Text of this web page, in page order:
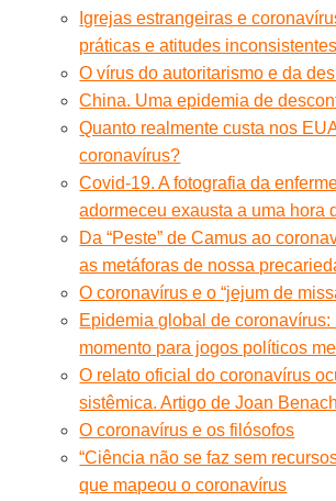
Igrejas estrangeiras e
práticas e atitudes inconsistentes
O vírus do autoritarismo e da
China. Uma epidemia de
Quanto realmente custa nos
coronavírus?
Covid-19. A fotografia da
adormeceu exausta a uma hora
Da “Peste” de Camus ao
as metáforas de nossa
O coronavírus e o “jejum de
Epidemia global de coronavírus:
momento para jogos políticos
O relato oficial do coronavírus
sistêmica. Artigo de Joan Benach
O coronavírus e os filósofos
“Ciência não se faz sem
que mapeou o coronavírus